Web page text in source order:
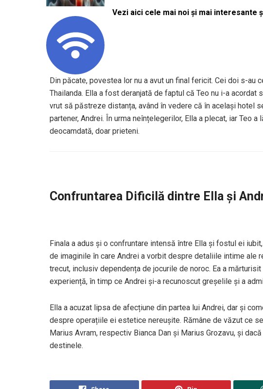
Vezi aici cele mai noi și mai interesante
Din păcate, povestea lor nu a avut un final fericit. Cei doi s-au
Thailanda. Ella a fost deranjată de faptul că Teo nu i-a
vrut să păstreze distanța, având în vedere că în același hotel
partener, Andrei. În urma neînțelegerilor, Ella a plecat, iar Teo
deocamdată, doar prieteni.
Confruntarea Dificilă dintre Ella și
Finala a adus și o confruntare intensă între Ella și fostul ei
de imaginile în care Andrei a vorbit despre detaliile intime ale
trecut, inclusiv dependența de jocurile de noroc. Ea a
experiență, în timp ce Andrei și-a recunoscut greșelile și a
Ella a acuzat lipsa de afecțiune din partea lui Andrei, dar și
despre operațiile ei estetice nereușite. Rămâne de văzut ce
Marius Avram, respectiv Bianca Dan și Marius Grozavu, și
destinele.